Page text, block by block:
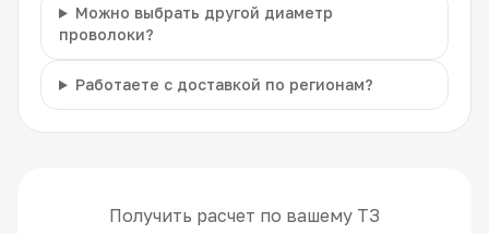
Можно выбрать другой диаметр
проволоки?
Работаете с доставкой по регионам?
Получить расчет по вашему ТЗ